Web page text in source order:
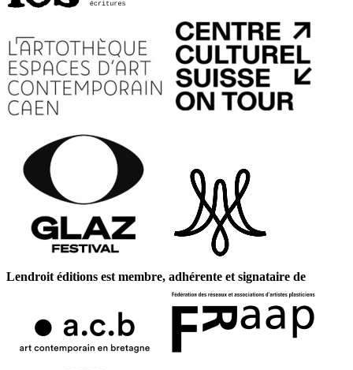
Lendroit éditions est membre, adhérente et signataire de